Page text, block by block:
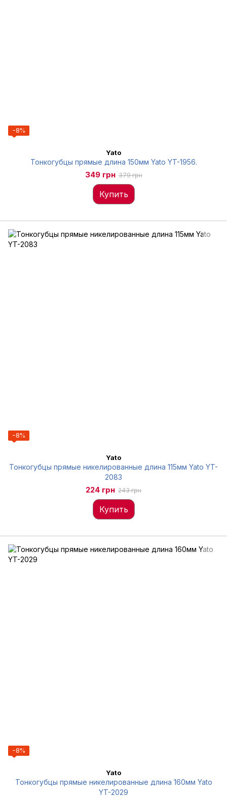
−8%
Yato
Тонкогубцы прямые длина 150мм Yato YT-1956.
349 грн 379 грн
Купить
−8%
Yato
Тонкогубцы прямые никелированные длина 115мм Yato YT-
2083
224 грн 243 грн
Купить
−8%
Yato
Тонкогубцы прямые никелированные длина 160мм Yato
YT-2029